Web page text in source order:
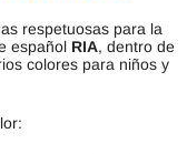
respetuosas para la
español RIA, dentro de
colores para niños y